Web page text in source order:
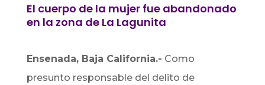
El cuerpo de la mujer fue abandonado
en la zona de La Lagunita
Ensenada, Baja California.- Como
presunto responsable del delito de